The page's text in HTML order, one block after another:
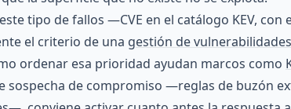
tipo de fallos —CVE en el catálogo KEV,
el criterio de una gestión de vulnerabilidades
ordenar esa prioridad ayudan marcos como
sospecha de compromiso —reglas de buzón